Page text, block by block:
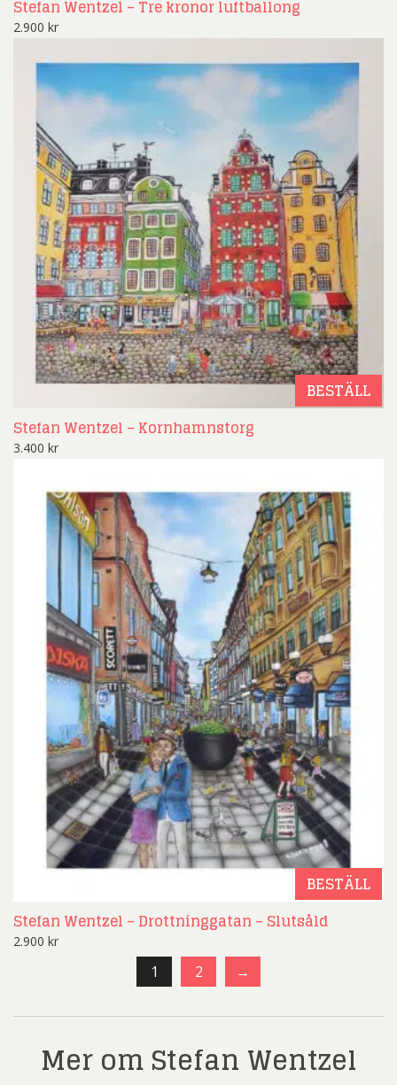
Stefan Wentzel – Tre kronor luftballong
2.900 kr
BESTÄLL
Stefan Wentzel – Kornhamnstorg
3.400 kr
BESTÄLL
Stefan Wentzel – Drottninggatan – Slutsåld
2.900 kr
1 2 →
Mer om Stefan Wentzel